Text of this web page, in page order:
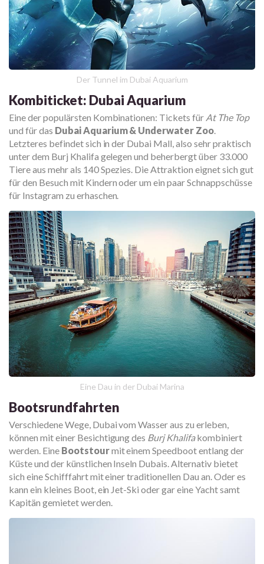
Der Tunnel im Dubai Aquarium
Kombiticket: Dubai Aquarium
Eine der populärsten Kombinationen: Tickets für At The Top
und für das Dubai Aquarium & Underwater Zoo.
Letzteres befindet sich in der Dubai Mall, also sehr praktisch
unter dem Burj Khalifa gelegen und beherbergt über 33.000
Tiere aus mehr als 140 Spezies. Die Attraktion eignet sich gut
für den Besuch mit Kindern oder um ein paar Schnappschüsse
für Instagram zu erhaschen.
Eine Dau in der Dubai Marina
Bootsrundfahrten
Verschiedene Wege, Dubai vom Wasser aus zu erleben,
können mit einer Besichtigung des Burj Khalifakombiniert
werden. Eine Bootstourmit einem Speedboot entlang der
Küste und der künstlichen Inseln Dubais. Alternativ bietet
sich eine Schifffahrt mit einer traditionellen Dau an. Oder es
kann ein kleines Boot, ein Jet-Ski oder gar eine Yacht samt
Kapitän gemietet werden.